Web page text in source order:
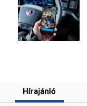
Hírajánló